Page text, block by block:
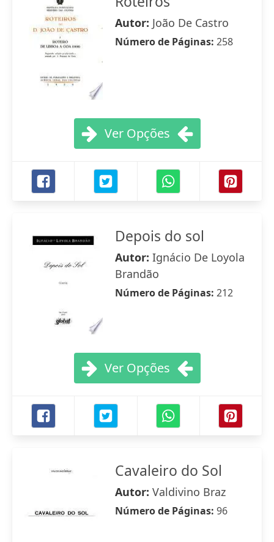
Autor: João De Castro
Número de Páginas: 258
Ver Opções
Depois do sol
Autor: Ignácio De Loyola
Brandão
Número de Páginas: 212
Ver Opções
Cavaleiro do Sol
Autor: Valdivino Braz
Número de Páginas: 96